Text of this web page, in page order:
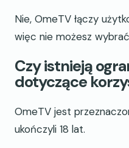
Nie, OmeTV łączy
więc nie możesz
Czy istnieją
dotyczące
OmeTV jest
ukończyli 18 lat.